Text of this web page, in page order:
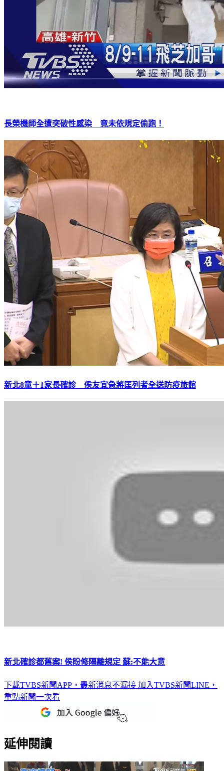
長榮機師全遭突破性感染 竟未依規定偷跑！
新北8童＋1家長確診 侯友宜急將匡列者全送防疫旅館
新北確診都舊案! 侯盼修隔離規定 蘇:不能大意
下載TVBS新聞APP，最新消息不漏接 加入TVBS新聞LINE，
重點新聞一次看
延伸閱讀